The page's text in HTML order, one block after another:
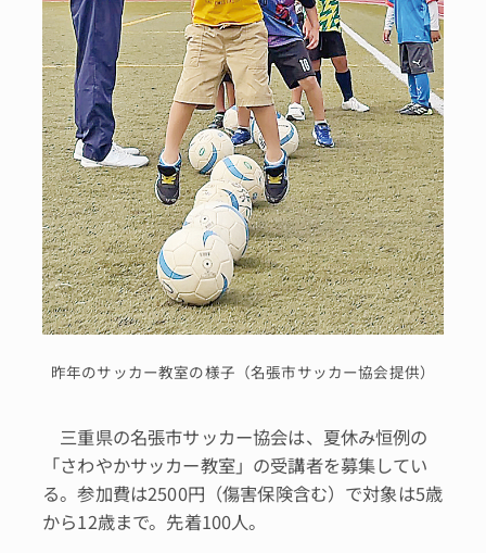
昨年のサッカー教室の様子（名張市サッカー協会提供）
三重県の名張市サッカー協会は、夏休み恒例の
「さわやかサッカー教室」の受講者を募集してい
る。参加費は2500円（傷害保険含む）で対象は5歳
から12歳まで。先着100人。